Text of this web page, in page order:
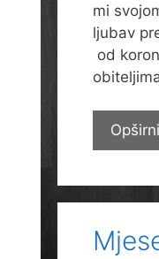
mi
ljubav
od